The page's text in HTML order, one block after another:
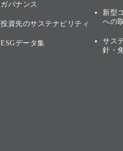
ガバナンス
投資先のサステナビリティ
ESGデータ集
新型
への
サス
針・